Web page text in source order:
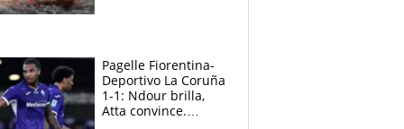
Pagelle Fiorentina-
Deportivo La Coruña
1-1: Ndour brilla,
Atta convince.